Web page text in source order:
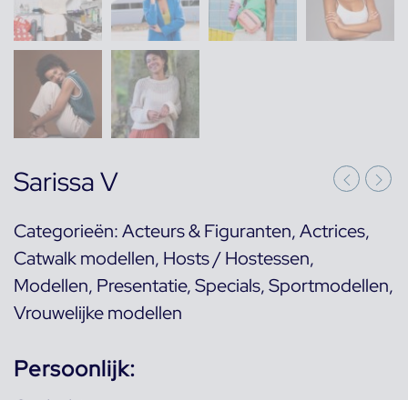
Sarissa V
Categorieën:Acteurs & Figuranten,Actrices,
Catwalk modellen, Hosts / Hostessen,
Modellen, Presentatie,Specials,Sportmodellen,
Vrouwelijke modellen
Persoonlijk: